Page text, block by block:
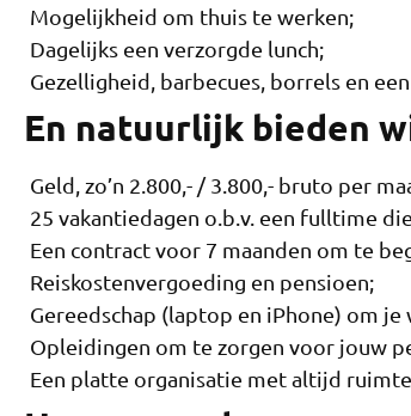
Mogelijkheid om thuis te werken;
Dagelijks een verzorgde lunch;
Gezelligheid, barbecues, borrels en
En natuurlijk bieden
Geld, zo’n 2.800,- / 3.800,- bruto per
25 vakantiedagen o.b.v. een fulltime
Een contract voor 7 maanden om te
Reiskostenvergoeding en pensioen;
Gereedschap (laptop en iPhone) om je
Opleidingen om te zorgen voor jouw
Een platte organisatie met altijd